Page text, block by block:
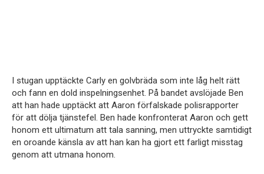
I stugan upptäckte Carly en golvbräda som inte låg helt rätt
och fann en dold inspelningsenhet. På bandet avslöjade Ben
att han hade upptäckt att Aaron förfalskade polisrapporter
för att dölja tjänstefel. Ben hade konfronterat Aaron och gett
honom ett ultimatum att tala sanning, men uttryckte samtidigt
en oroande känsla av att han kan ha gjort ett farligt misstag
genom att utmana honom.